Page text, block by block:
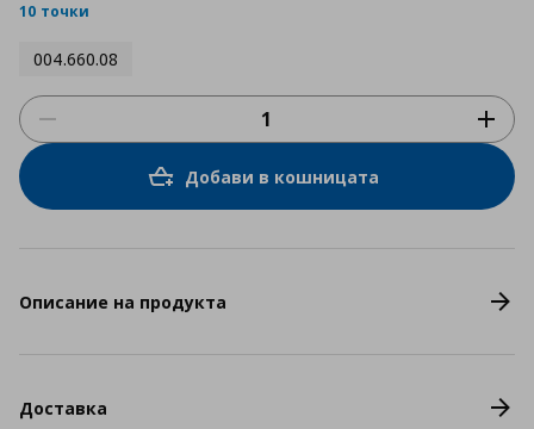
10 точки
004.660.08
Добави в кошницата
Описание на продукта
Доставка